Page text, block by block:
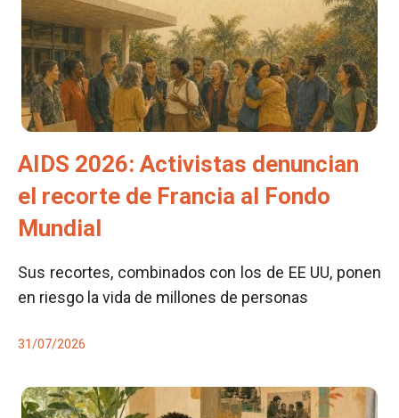
AIDS 2026: Activistas denuncian
el recorte de Francia al Fondo
Mundial
Sus recortes, combinados con los de EE UU, ponen
en riesgo la vida de millones de personas
31/07/2026